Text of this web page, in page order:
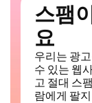
스팸
요
우리는 광
수 있는 웹
고 절대 스
람에게 팔